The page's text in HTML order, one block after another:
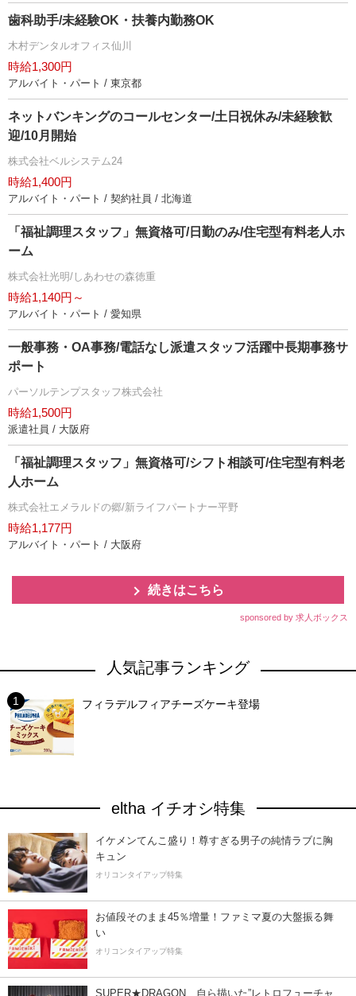
歯科助手/未経験OK・扶養内勤務OK
木村デンタルオフィス仙川
時給1,300円
アルバイト・パート / 東京都
ネットバンキングのコールセンター/土日祝休み/未経験歓
迎/10月開始
株式会社ベルシステム24
時給1,400円
アルバイト・パート / 契約社員 / 北海道
「福祉調理スタッフ」無資格可/日勤のみ/住宅型有料老人ホ
ーム
株式会社光明/しあわせの森徳重
時給1,140円～
アルバイト・パート / 愛知県
一般事務・OA事務/電話なし派遣スタッフ活躍中長期事務サ
ポート
パーソルテンプスタッフ株式会社
時給1,500円
派遣社員 / 大阪府
「福祉調理スタッフ」無資格可/シフト相談可/住宅型有料老
人ホーム
株式会社エメラルドの郷/新ライフパートナー平野
時給1,177円
アルバイト・パート / 大阪府
続きはこちら
sponsored by 求人ボックス
人気記事ランキング
フィラデルフィアチーズケーキ登場
eltha イチオシ特集
イケメンてんこ盛り！尊すぎる男子の純情ラブに胸
キュン
オリコンタイアップ特集
お値段そのまま45％増量！ファミマ夏の大盤振る舞
い
オリコンタイアップ特集
SUPER★DRAGON、自ら描いた”レトロフューチャ